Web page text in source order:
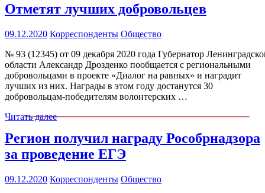
Отметят лучших добровольцев
09.12.2020 Корреспонденты Общество
№ 93 (12345) от 09 декабря 2020 года Губернатор
области Александр Дрозденко пообщается с региональными
добровольцами в проекте «Диалог на равных» и наградит
лучших из них. Награды в этом году достанутся 30
добровольцам-победителям волонтерских …
Читать далее
Регион получил награду Рособрнадзора
за проведение ЕГЭ
09.12.2020 Корреспонденты Общество